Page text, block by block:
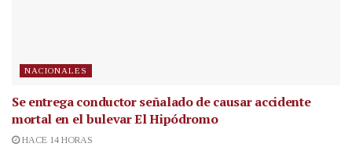
NACIONALES
Se entrega conductor señalado de causar accidente
mortal en el bulevar El Hipódromo
HACE 14 HORAS